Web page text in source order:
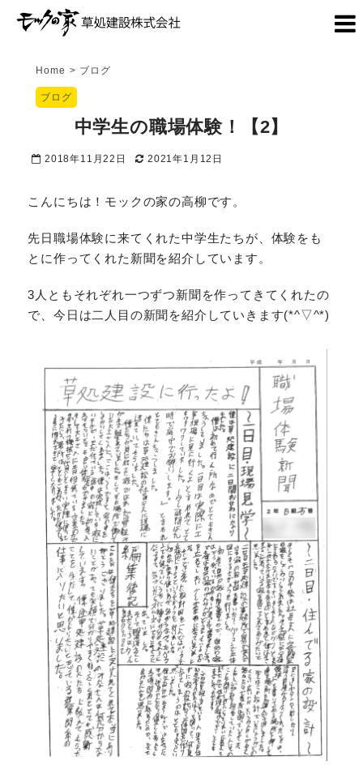
Home > ブログ
ブログ
中学生の職場体験！【2】
2018年11月22日 2021年1月12日
こんにちは！モックの家の高柳です。
先日職場体験に来てくれた中学生たちが、体験をも
とに作ってくれた新聞を紹介しています。
3人ともそれぞれ一つずつ新聞を作ってきてくれたの
で、今日は二人目の新聞を紹介していきます(*^▽^*)